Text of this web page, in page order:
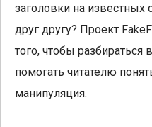
заголовки на известных
друг другу? Проект
того, чтобы
помогать читателю
манипуляция.